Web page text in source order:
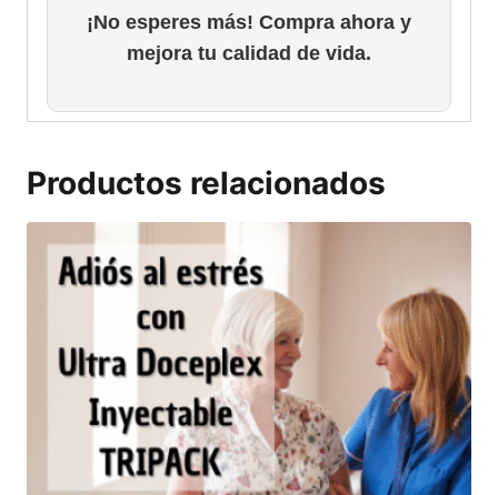
¡No esperes más! Compra ahora y
mejora tu calidad de vida.
Productos relacionados